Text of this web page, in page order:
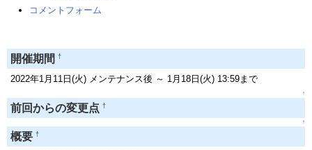
コメントフォーム
開催期間 †
2022年1月11日(火) メンテナンス後 ～ 1月18日(火) 13:59まで
↑
前回からの変更点 †
↑
概要 †